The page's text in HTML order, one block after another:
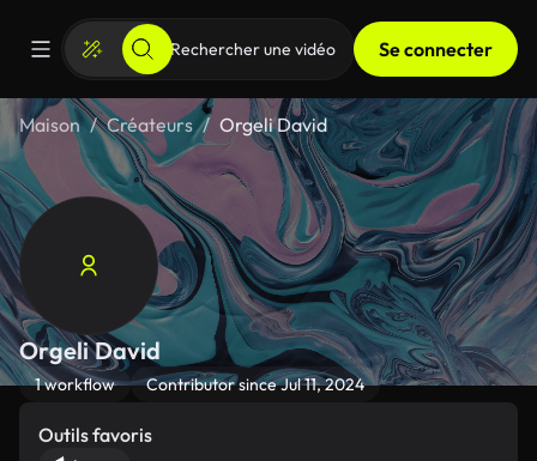
Se connecter
Maison Créateurs Orgeli David
Orgeli David
1 workflow Contributor since Jul 11, 2024
Outils favoris